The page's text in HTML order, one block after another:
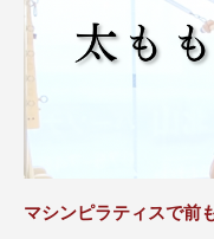
マシンピラティスで前